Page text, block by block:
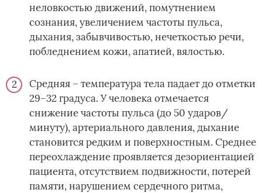
неловкостью движений, помутнением
сознания, увеличением частоты пульса,
дыхания, забывчивостью, нечеткостью речи,
побледнением кожи, апатией, вялостью.
Средняя – температура тела падает до отметки
29–32 градуса. У человека отмечается
снижение частоты пульса (до 50 ударов/
минуту), артериального давления, дыхание
становится редким и поверхностным. Среднее
переохлаждение проявляется дезориентацией
пациента, отсутствием подвижности, потерей
памяти, нарушением сердечного ритма,